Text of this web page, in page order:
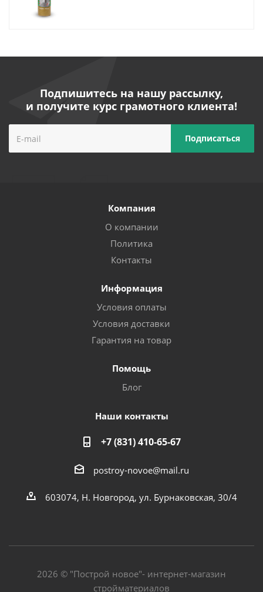
Подпишитесь на нашу рассылку,
и получите курс грамотного клиента!
Компания
О компании
Политика
Контакты
Информация
Условия оплаты
Условия доставки
Гарантия на товар
Помощь
Блог
Наши контакты
+7 (831) 410-65-67
postroy-novoe@mail.ru
603074, Н. Новгород, ул. Бурнаковская, 30/4
2026 © "Построй новое"- интернет-магазин
стройматериалов